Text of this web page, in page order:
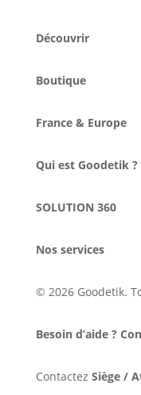
Découvrir
Boutique
France & Europe
Qui est Goodetik ?
SOLUTION 360
Nos services
© 2026 Goodetik.
Besoin d’aide ?
Contactez Siège /